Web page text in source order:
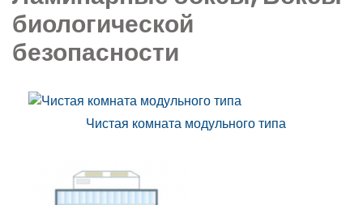
биологической
безопасности
Чистая комната модульного типа